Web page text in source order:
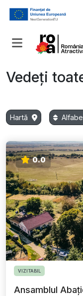
Vedeți
Hartă
0.0
VIZITABIL
Ansamblul